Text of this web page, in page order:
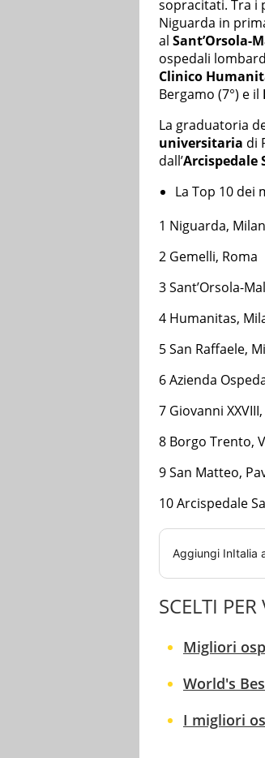
sopracitati. Tra i
Niguarda in
al Sant’Orsola-
ospedali
Clinico
Bergamo (7°) e il
La graduatoria
universitaria di
dall’Arcispedale
La Top 10 dei
1 Niguarda,
2 Gemelli, Roma
3 Sant’Orsola-
4 Humanitas,
5 San Raffaele,
6 Azienda
7 Giovanni
8 Borgo Trento,
9 San Matteo,
10 Arcispedale
Aggiungi InItalia
SCELTI PER
Migliori
World's
I migliori